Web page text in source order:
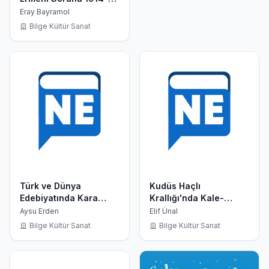
1915
Eray Bayramol
Bilge Kültür Sanat
Türk ve Dünya
Edebiyatında Kara
Anlatı
Aysu Erden
Bilge Kültür Sanat
Kudüs Haçlı
Krallığı'nda Kale-
Kentler
Elif Ünal
Bilge Kültür Sanat